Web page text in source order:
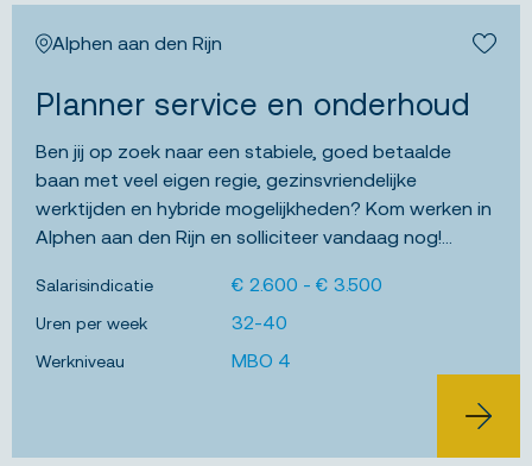
Alphen aan den Rijn
Planner service en onderhoud
Ben jij op zoek naar een stabiele, goed betaalde
baan met veel eigen regie, gezinsvriendelijke
werktijden en hybride mogelijkheden? Kom werken in
Alphen aan den Rijn en solliciteer vandaag nog!...
Salarisindicatie € 2.600 - € 3.500
Uren per week 32-40
Werkniveau MBO 4
BEKIJK